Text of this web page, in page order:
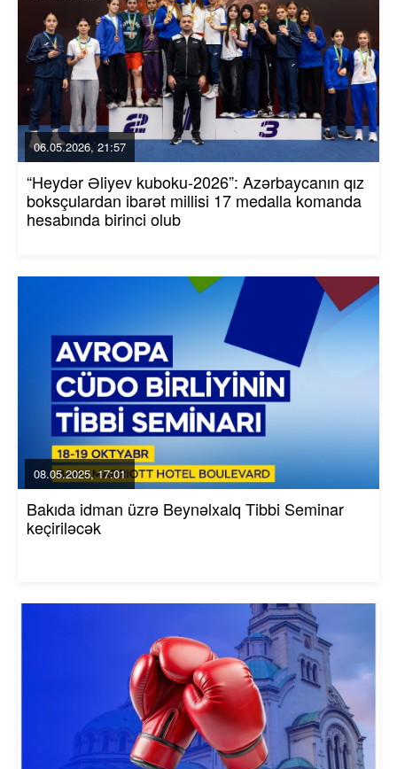
06.05.2026, 21:57
“Heydər Əliyev kuboku-2026”: Azərbaycanın qız
boksçulardan ibarət millisi 17 medalla komanda
hesabında birinci olub
08.05.2025, 17:01
Bakıda idman üzrə Beynəlxalq Tibbi Seminar
keçiriləcək